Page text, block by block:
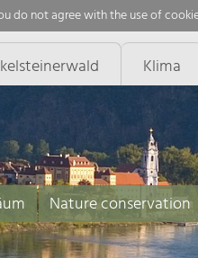
do not agree with the use of
Klima
Nature conservation